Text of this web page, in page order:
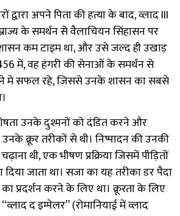
द्वारा अपने पिता की हत्या के बाद, व्लाद III
के समर्थन से वैलाचियन सिंहासन पर
कम टाइम था, और उसे जल्द ही उखाड़
में, वह हंगरी की सेनाओं के समर्थन से
मे सफल रहे, जिससे उनके शासन का सबसे
उनके दुश्मनों को दंडित करने और
क्रूर तरीकों से थी। निष्पादन की उनकी
थी, एक भीषण प्रक्रिया जिसमें पीड़ितों
जाता था। सजा का यह तरीका डर पैदा
प्रदर्शन करने के लिए था। क्रूरता के लिए
“व्लाद द इम्पेलर” (रोमानियाई में व्लाद